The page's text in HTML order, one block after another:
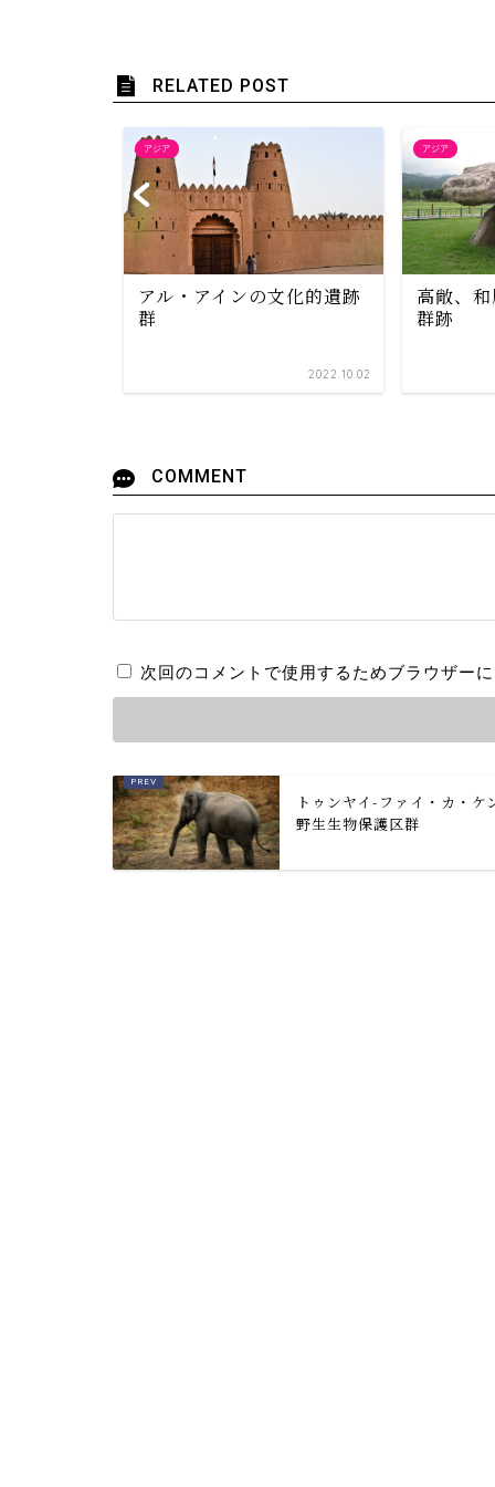
RELATED POST
アジア
アル・アインの文化的遺跡
群
2022.10.02
アジア
高敞、
群跡
COMMENT
次回のコメントで使用するためブラウザー
トゥンヤイ-ファイ・カ・ケ
野生生物保護区群